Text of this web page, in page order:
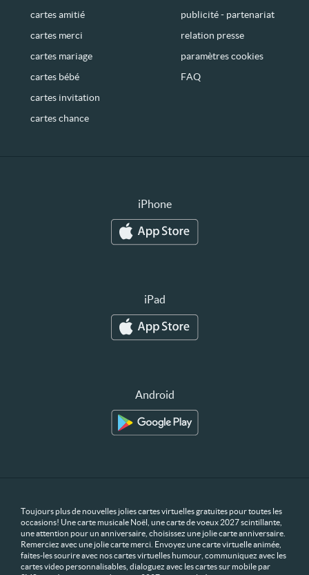
cartes amitié
cartes merci
cartes mariage
cartes bébé
cartes invitation
cartes chance
publicité - partenariat
relation presse
paramètres cookies
FAQ
iPhone
iPad
Android
Toujours plus de nouvelles jolies cartes virtuelles gratuites pour toutes les
occasions! Une carte musicale Noël, une carte de voeux 2027 scintillante,
une attention pour un anniversaire, choisissez une jolie carte anniversaire.
Remerciez avec une jolie carte merci. Envoyez une carte virtuelle animée,
faites-les sourire avec nos cartes virtuelles humour, communiquez avec les
cartes video personnalisables, dialoguez avec les cartes sur mobile par